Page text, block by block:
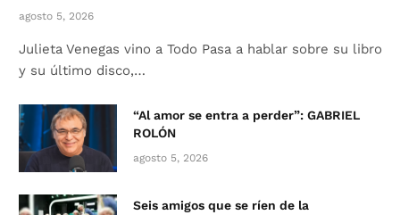
agosto 5, 2026
Julieta Venegas vino a Todo Pasa a hablar sobre su libro
y su último disco,…
“Al amor se entra a perder”: GABRIEL
ROLÓN
agosto 5, 2026
Seis amigos que se ríen de la